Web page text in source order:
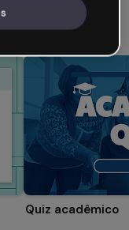
Quiz acadêmico